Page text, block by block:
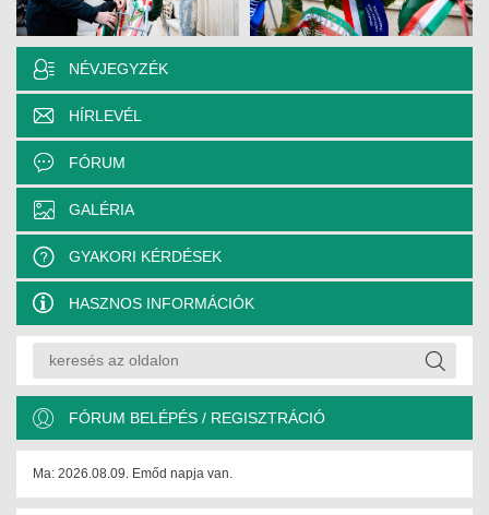
NÉVJEGYZÉK
HÍRLEVÉL
FÓRUM
GALÉRIA
GYAKORI KÉRDÉSEK
HASZNOS INFORMÁCIÓK
FÓRUM BELÉPÉS / REGISZTRÁCIÓ
Ma: 2026.08.09. Emőd napja van.